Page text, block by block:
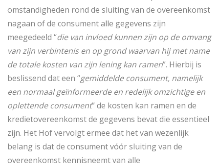
omstandigheden rond de sluiting van de overeenkomst
nagaan of de consument alle gegevens zijn
meegedeeld “die van invloed kunnen zijn op de omvang
van zijn verbintenis en op grond waarvan hij met name
de totale kosten van zijn lening kan ramen”. Hierbij is
beslissend dat een “gemiddelde consument, namelijk
een normaal geïnformeerde en redelijk omzichtige en
oplettende consument” de kosten kan ramen en de
kredietovereenkomst de gegevens bevat die essentieel
zijn. Het Hof vervolgt ermee dat het van wezenlijk
belang is dat de consument vóór sluiting van de
overeenkomst kennisneemt van alle